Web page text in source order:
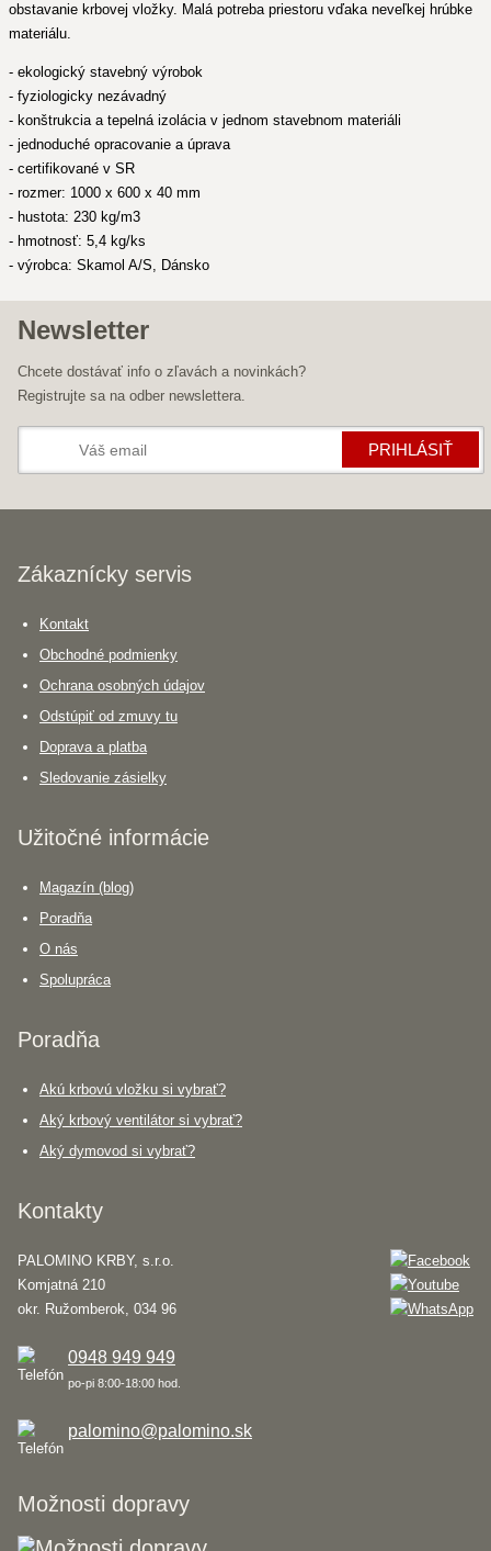
obstavanie krbovej vložky. Malá potreba priestoru vďaka neveľkej hrúbke
materiálu.
- ekologický stavebný výrobok
- fyziologicky nezávadný
- konštrukcia a tepelná izolácia v jednom stavebnom materiáli
- jednoduché opracovanie a úprava
- certifikované v SR
- rozmer: 1000 x 600 x 40 mm
- hustota: 230 kg/m3
- hmotnosť: 5,4 kg/ks
- výrobca: Skamol A/S, Dánsko
Newsletter
Chcete dostávať info o zľavách a novinkách?
Registrujte sa na odber newslettera.
PRIHLÁSIŤ
Zákaznícky servis
Kontakt
Obchodné podmienky
Ochrana osobných údajov
Odstúpiť od zmuvy tu
Doprava a platba
Sledovanie zásielky
Užitočné informácie
Magazín (blog)
Poradňa
O nás
Spolupráca
Poradňa
Akú krbovú vložku si vybrať?
Aký krbový ventilátor si vybrať?
Aký dymovod si vybrať?
Kontakty
PALOMINO KRBY, s.r.o.
Komjatná 210
okr. Ružomberok, 034 96
0948 949 949
po-pi 8:00-18:00 hod.
palomino@palomino.sk
Možnosti dopravy